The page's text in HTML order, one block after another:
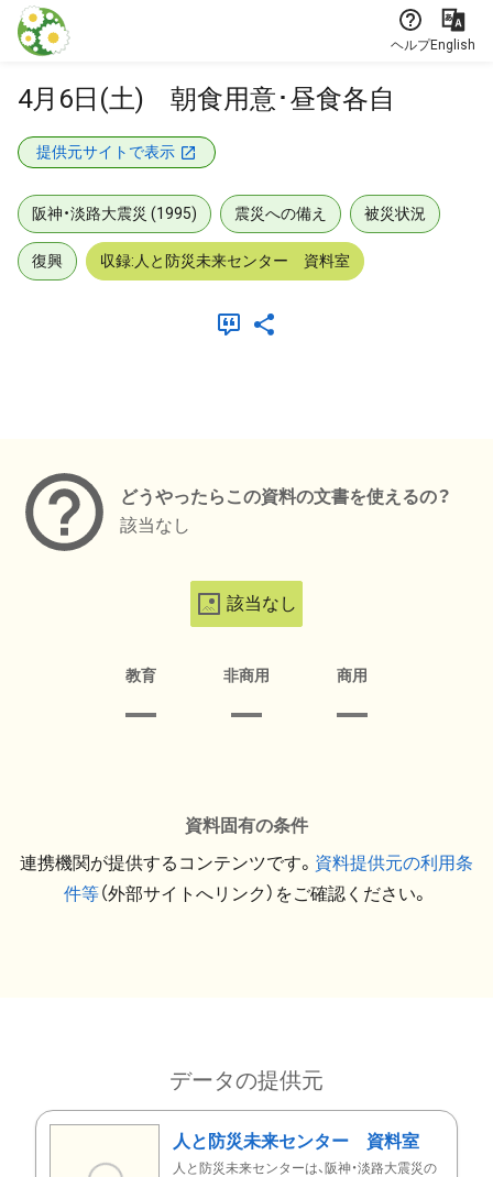
本文に飛ぶ
ヘルプEnglish
4月6日(土) 朝食用意･昼食各自
提供元サイトで表示
阪神・淡路大震災 (1995) 震災への備え 被災状況
復興 収録:人と防災未来センター 資料室
どうやったらこの資料の文書を使えるの？
該当なし
該当なし
教育 非商用 商用
資料固有の条件
連携機関が提供するコンテンツです。 資料提供元の利用条
件等（外部サイトへリンク）をご確認ください。
データの提供元
人と防災未来センター 資料室
人と防災未来センターは、阪神・淡路大震災の